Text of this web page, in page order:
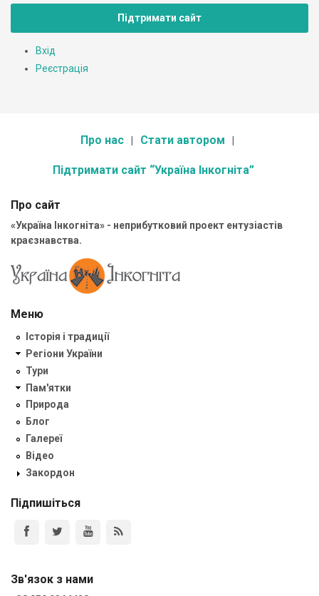
Підтримати сайт
Вхід
Реєстрація
Про нас Стати автором
Підтримати сайт “Україна Інкогніта”
Про сайт
«Україна Інкогніта» - неприбутковий проект ентузіастів
краєзнавства.
Меню
Історія і традиції
Регіони України
Тури
Пам'ятки
Природа
Блог
Галереї
Відео
Закордон
Підпишіться
Зв'язок з нами